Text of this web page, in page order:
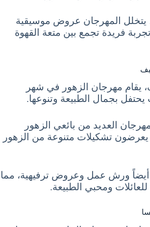
يتخلل المهرجان عروض موسيقية
فريدة تجمع بين متعة القهوة
يقام مهرجان الزهور في شهر
بجمال الطبيعة وتنوعها.
العديد من بائعي الزهور
يعرضون تشكيلات متنوعة من الزهور
ورش عمل وعروض ترفيهية، مما
ومحبي الطبيعة.